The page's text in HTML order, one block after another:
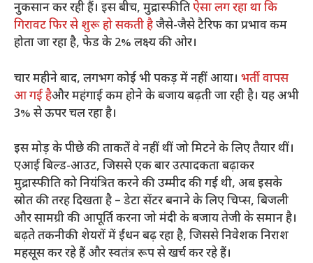
नुकसान कर रही हैं। इस बीच, मुद्रास्फीतिऐसा लग रहा था कि
गिरावट फिर से शुरू हो सकती हैजैसे-जैसे टैरिफ का प्रभाव कम
होता जा रहा है, फेड के 2% लक्ष्य की ओर।
चार महीने बाद, लगभग कोई भी पकड़ में नहीं आया। भर्ती वापस
आ गई हैऔर महंगाई कम होने के बजाय बढ़ती जा रही है। यह अभी
3% से ऊपर चल रहा है।
इस मोड़ के पीछे की ताकतें वे नहीं थीं जो मिटने के लिए तैयार थीं।
एआई बिल्ड-आउट, जिससे एक बार उत्पादकता बढ़ाकर
मुद्रास्फीति को नियंत्रित करने की उम्मीद की गई थी, अब इसके
स्रोत की तरह दिखता है – डेटा सेंटर बनाने के लिए चिप्स, बिजली
और सामग्री की आपूर्ति करना जो मंदी के बजाय तेजी के समान है।
बढ़ते तकनीकी शेयरों में ईंधन बढ़ रहा है, जिससे निवेशक निराश
महसूस कर रहे हैं और स्वतंत्र रूप से खर्च कर रहे हैं।